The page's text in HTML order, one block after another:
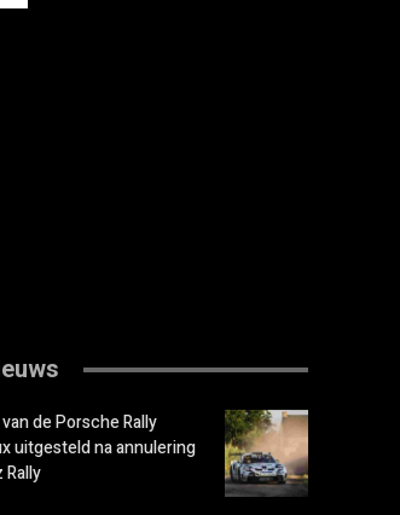
de Porsche Rally
uitgesteld na annulering